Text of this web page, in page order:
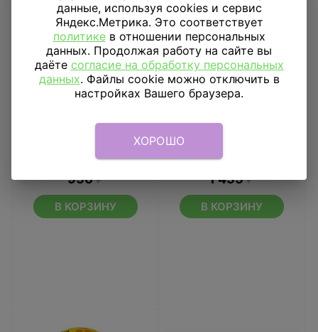
STREET Дракоша
956₽
В КОРЗИНУ
Шар фигура Мишка
1 455₽
В КОРЗИНУ
данные, используя cookies и сервис
Яндекс.Метрика. Это соответствует
политикев отношении персональных
данных. Продолжая работу на сайте вы
даёте согласие на обработку персональных
данных. Файлы cookie можно отключить в
настройках Вашего браузера.
ХОРОШО